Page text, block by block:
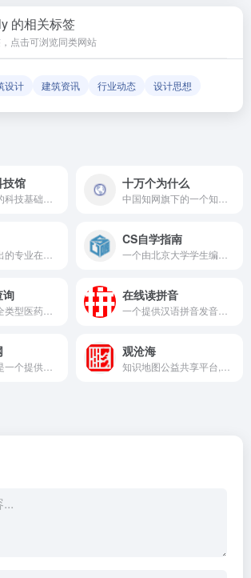
确性和有效性。
的相关标签
点击可浏览同类网站
设计 建筑资讯 行业动态 设计思想
技馆 十万个为什么
CS自学指南
询 在线读拼音
观沧海